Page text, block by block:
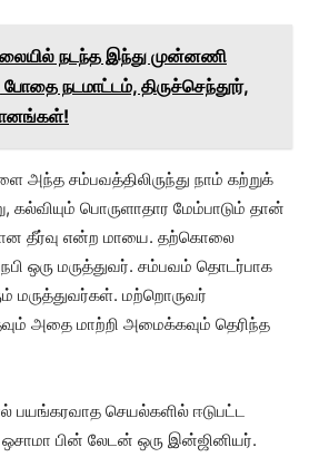
நடந்த இந்து முன்னணி
போதை நடமாட்டம், திருச்செந்தூர்,
அந்த சம்பவத்திலிருந்து நாம் கற்றுக்
பொருளாதார மேம்பாடும் தான்
தீர்வு என்ற மாயை. தற்கொலை
நபி ஒரு மருத்துவர். சம்பவம் தொடர்பாக
மருத்துவர்கள். மற்றொருவர்
அதை மாற்றி அமைக்கவும் தெரிந்த
பயங்கரவாத செயல்களில் ஈடுபட்ட
ஒசாமா பின் லேடன் ஒரு இன்ஜினியர்.